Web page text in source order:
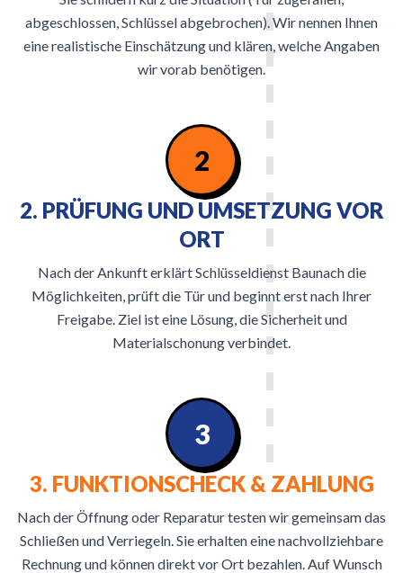
abgeschlossen, Schlüssel abgebrochen). Wir nennen Ihnen
eine realistische Einschätzung und klären, welche Angaben
wir vorab benötigen.
2
2. PRÜFUNG UND UMSETZUNG VOR
ORT
Nach der Ankunft erklärt Schlüsseldienst Baunach die
Möglichkeiten, prüft die Tür und beginnt erst nach Ihrer
Freigabe. Ziel ist eine Lösung, die Sicherheit und
Materialschonung verbindet.
3. FUNKTIONSCHECK & ZAHLUNG
Nach der Öffnung oder Reparatur testen wir gemeinsam das
Schließen und Verriegeln. Sie erhalten eine nachvollziehbare
Rechnung und können direkt vor Ort bezahlen. Auf Wunsch
3